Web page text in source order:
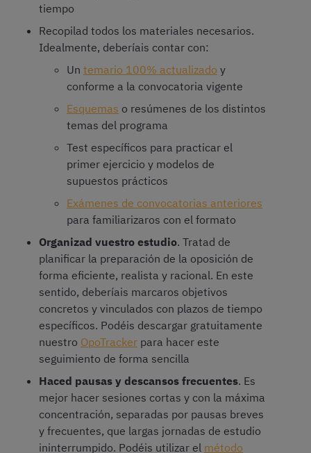
tiempo
Recopilad todos los materiales necesarios.
Idealmente, deberíais contar con:
Un temario 100% actualizado y
conforme a la convocatoria vigente
Esquemas o resúmenes de los distintos
temas del programa
Test específicos para practicar el
primer ejercicio y modelos de
supuestos prácticos
Exámenes de convocatorias anteriores
para familiarizaros con el formato
Organizad vuestro estudio. Tratad de
planificar la preparación de la oposición de
forma eficiente, realista y racional. En este
sentido, deberíais marcaros objetivos
concretos y vinculados con plazos de tiempo
específicos. Podéis descargar gratuitamente
nuestro OpoTracker para hacer este
seguimiento de forma sencilla
Haced pausas y descansos frecuentes. Es
mejor hacer sesiones cortas y con la máxima
concentración, separadas por pausas breves
y frecuentes, que largas jornadas de estudio
ininterrumpido. Podéis utilizar el método